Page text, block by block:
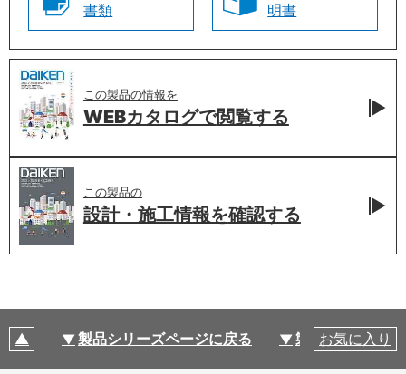
書類
明書
この製品の情報を
WEBカタログで閲覧する
この製品の
設計・施工情報を確認する
製品シリーズページに戻る 製品仕様
お気に入り